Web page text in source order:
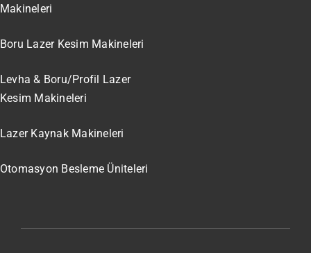
Makineleri
Boru Lazer Kesim Makineleri
Levha & Boru/Profil Lazer
Kesim Makineleri
Lazer Kaynak Makineleri
Otomasyon Besleme Üniteleri